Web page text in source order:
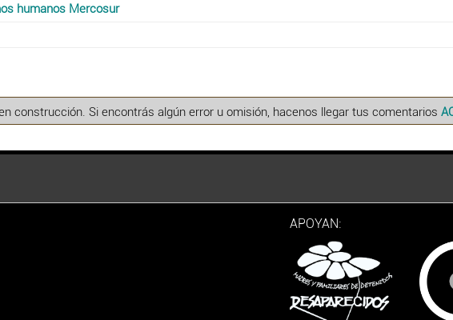
humanos Mercosur
construcción. Si encontrás algún error u omisión, hacenos llegar tus comentarios
APOYAN: